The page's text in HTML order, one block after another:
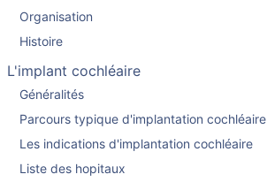
Organisation
Histoire
L'implant cochléaire
Généralités
Parcours typique d'implantation cochléaire
Les indications d'implantation cochléaire
Liste des hopitaux